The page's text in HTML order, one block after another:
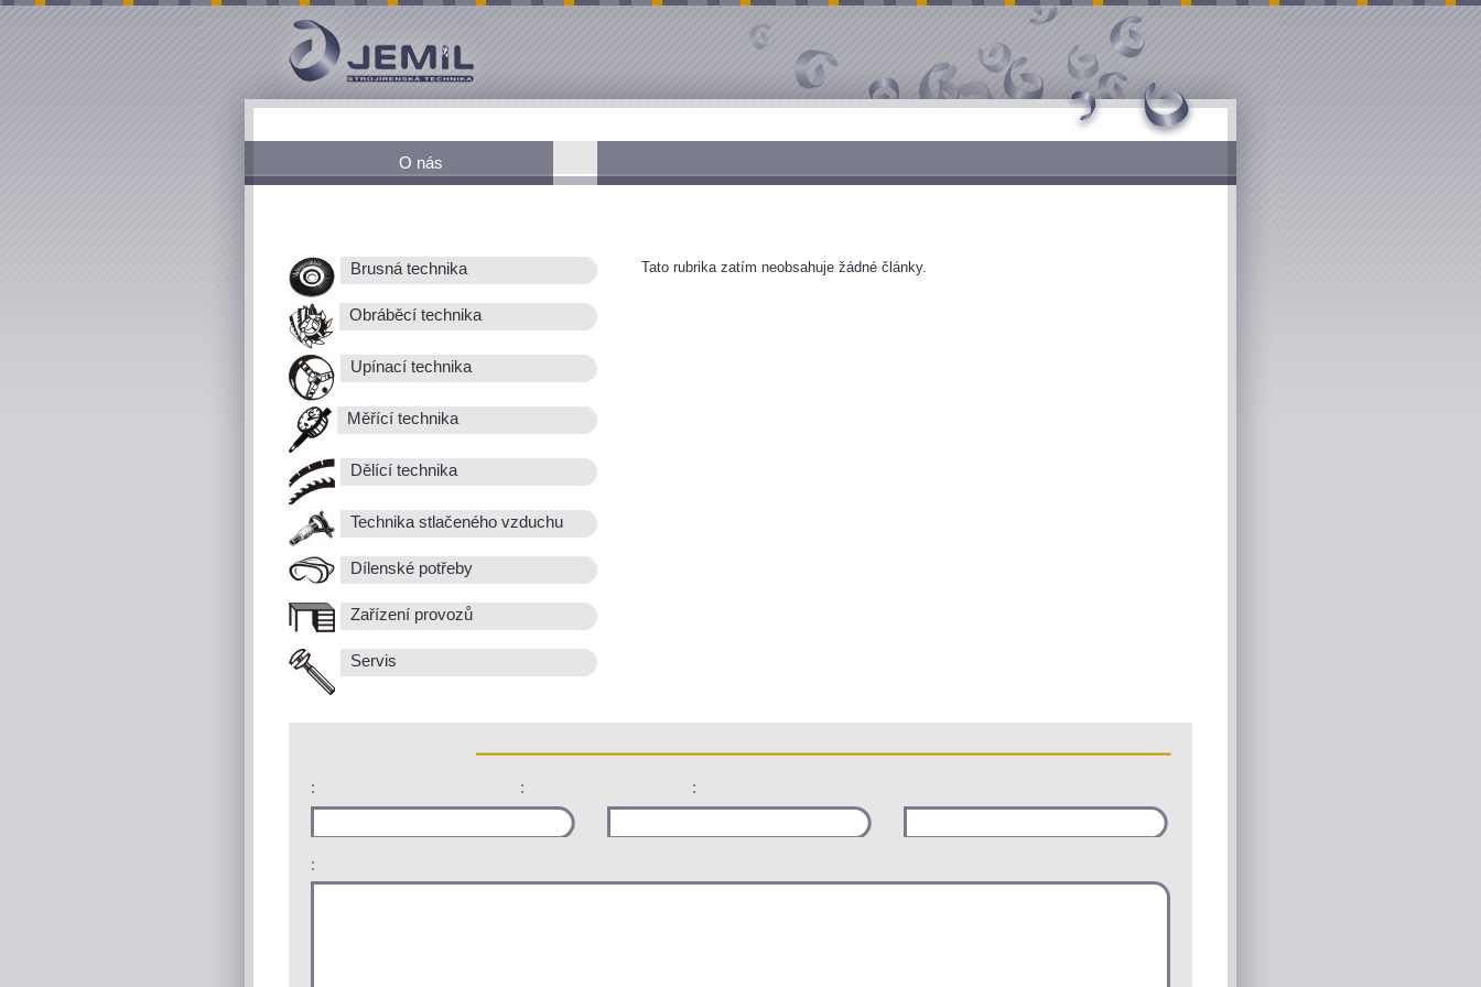
O nás
Brusná technika
Obráběcí technika
Upínací technika
Měřící technika
Dělící technika
Technika stlačeného vzduchu
Dílenské potřeby
Zařízení provozů
Servis
Tato rubrika zatím neobsahuje žádné články.
: : :
: